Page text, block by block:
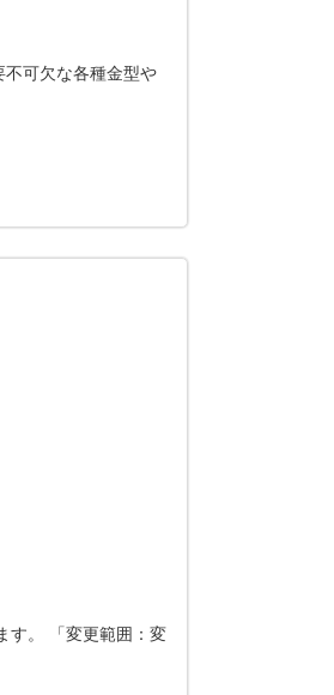
可欠な各種金型や
す。 「変更範囲：変